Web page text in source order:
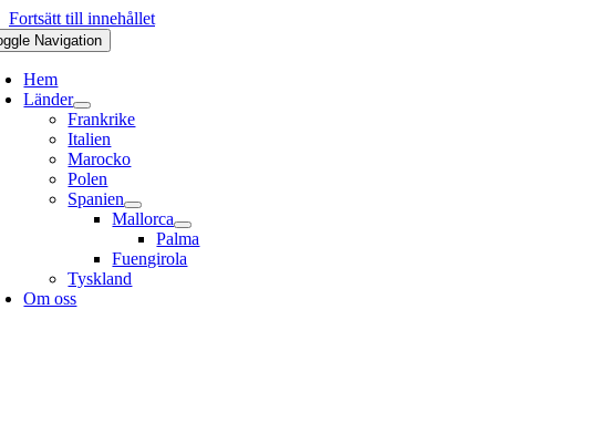
Fortsätt till innehållet
Navigation
Hem
Länder
Frankrike
Italien
Marocko
Polen
Spanien
Mallorca
Palma
Fuengirola
Tyskland
Om oss